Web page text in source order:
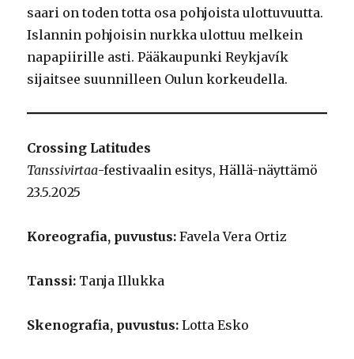
saari on toden totta osa pohjoista ulottuvuutta.
Islannin pohjoisin nurkka ulottuu melkein
napapiirille asti. Pääkaupunki Reykjavík
sijaitsee suunnilleen Oulun korkeudella.
Crossing Latitudes
Tanssivirtaa-festivaalin esitys, Hällä-näyttämö
23.5.2025
Koreografia, puvustus: Favela Vera Ortiz
Tanssi: Tanja Illukka
Skenografia, puvustus: Lotta Esko